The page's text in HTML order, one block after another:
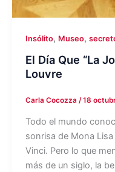
Insólito, Museo,
El Día Que “La
Louvre
Carla Cocozza /18
Todo el mundo
sonrisa de Mona
Vinci. Pero lo que
más de un siglo, la